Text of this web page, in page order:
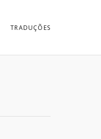
TRADUÇÕES